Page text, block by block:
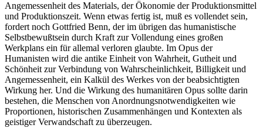
Angemessenheit des Materials, der Ökonomie der Produktionsmittel
und Produktionszeit. Wenn etwas fertig ist, muß es vollendet sein,
fordert noch Gottfried Benn, der im übrigen das humanistische
Selbstbewußtsein durch Kraft zur Vollendung eines großen
Werkplans ein für allemal verloren glaubte. Im Opus der
Humanisten wird die antike Einheit von Wahrheit, Gutheit und
Schönheit zur Verbindung von Wahrscheinlichkeit, Billigkeit und
Angemessenheit, ein Kalkül des Werkes von der beabsichtigten
Wirkung her. Und die Wirkung des humanitären Opus sollte darin
bestehen, die Menschen von Anordnungsnotwendigkeiten wie
Proportionen, historischen Zusammenhängen und Kontexten als
geistiger Verwandschaft zu überzeugen.